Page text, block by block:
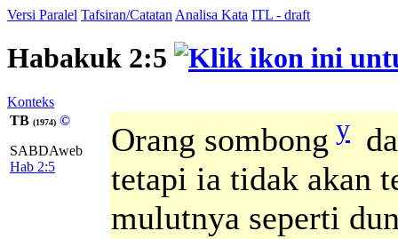
Versi Paralel Tafsiran/Catatan Analisa Kata ITL - draft
Habakuk 2:5
Konteks
TB (1974) ©
SABDAweb
Hab 2:5
Orang sombong y
tetapi ia tidak akan
mulutnya seperti